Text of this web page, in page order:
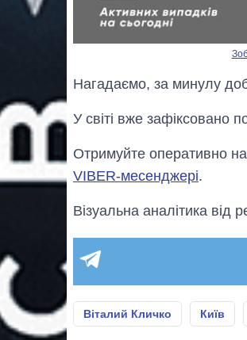
Нагадаємо, за минулу
У світі вже зафіксовано
Отримуйте оперативно
VIBER-месенджері.
Візуальна аналітика від
Віталий Кличко Київ